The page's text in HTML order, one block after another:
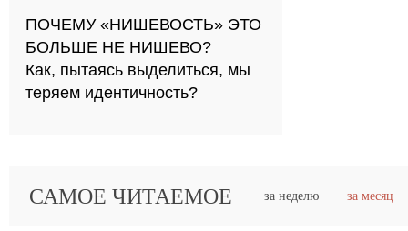
ПОЧЕМУ «НИШЕВОСТЬ» ЭТО
БОЛЬШЕ НЕ НИШЕВО?
Как, пытаясь выделиться, мы
теряем идентичность?
САМОЕ ЧИТАЕМОЕ за неделю за месяц